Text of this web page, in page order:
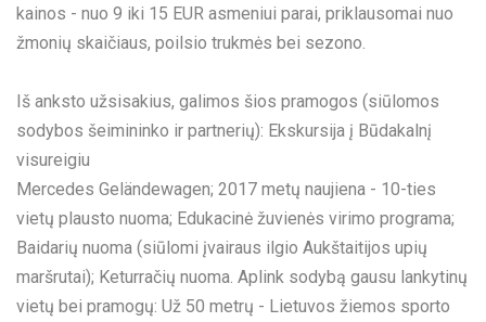
kainos - nuo 9 iki 15 EUR asmeniui parai, priklausomai nuo
žmonių skaičiaus, poilsio trukmės bei sezono.
Iš anksto užsisakius, galimos šios pramogos (siūlomos
sodybos šeimininko ir partnerių): Ekskursija į Būdakalnį
visureigiu
Mercedes Geländewagen; 2017 metų naujiena - 10-ties
vietų plausto nuoma; Edukacinė žuvienės virimo programa;
Baidarių nuoma (siūlomi įvairaus ilgio Aukštaitijos upių
maršrutai); Keturračių nuoma. Aplink sodybą gausu lankytinų
vietų bei pramogų: Už 50 metrų - Lietuvos žiemos sporto